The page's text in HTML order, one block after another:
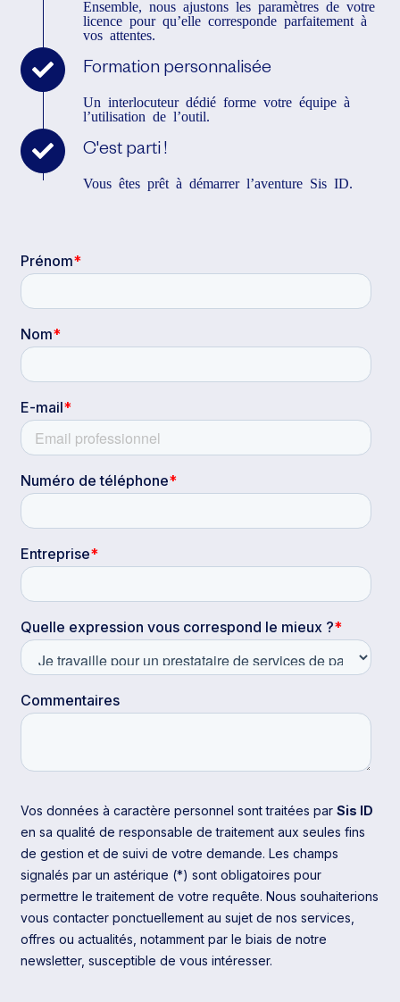
Ensemble, nous ajustons les paramètres de votre
licence pour qu’elle corresponde parfaitement à
vos attentes.
Formation personnalisée
Un interlocuteur dédié forme votre équipe à
l’utilisation de l’outil.
C'est parti !
Vous êtes prêt à démarrer l’aventure Sis ID.